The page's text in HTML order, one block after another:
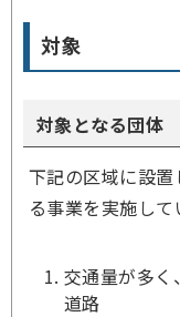
対象
対象となる団体
下記の区域に設
る事業を実施し
交通量が多く
道路